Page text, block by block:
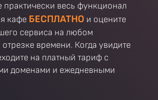
практически весь функционал
кафе БЕСПЛАТНО и оцените
сервиса на любом
времени. Когда увидите
на платный тариф с
доменами и ежедневными